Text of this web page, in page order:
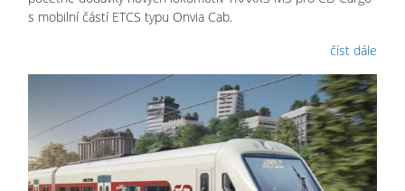
s mobilní částí ETCS typu Onvia Cab.
číst dále